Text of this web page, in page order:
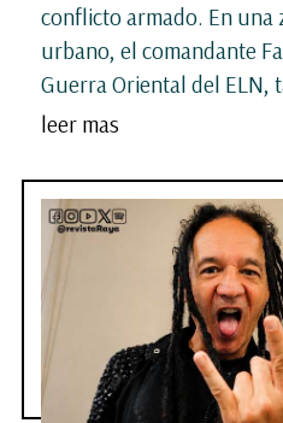
conflicto armado. En una
urbano, el comandante
Guerra Oriental del ELN,
leer mas